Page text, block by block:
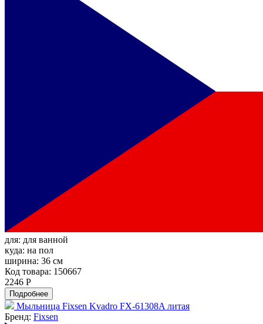
для: для ванной
куда: на пол
ширина: 36 см
Код товара: 150667
2246 Р
Подробнее
Мыльница Fixsen Kvadro FX-61308A литая
Бренд: Fixsen